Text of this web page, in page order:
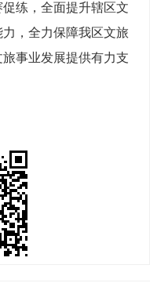
练，全面提升辖区文
，全力保障我区文旅
事业发展提供有力支